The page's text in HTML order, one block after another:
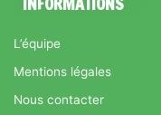
L’équipe
Mentions légales
Nous contacter